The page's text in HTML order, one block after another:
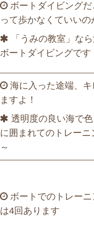
ボートダイビング
って歩かなくていいの
「うみの教室」な
ボートダイビングです
海に入った途端、
ますよ！
透明度の良い海で
に囲まれてのトレー
～
ボートでのトレー
は4回あります